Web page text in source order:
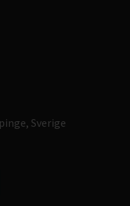
Sverige